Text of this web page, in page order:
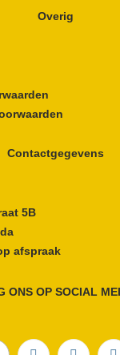
Overig
Contactgegevens
5B
afspraak
ONS OP SOCIAL